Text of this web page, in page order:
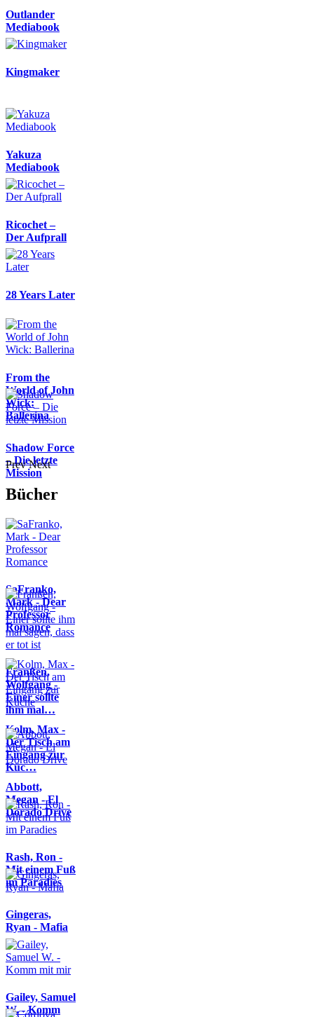
Outlander
Mediabook
Kingmaker
Yakuza
Mediabook
Ricochet –
Der Aufprall
28 Years Later
From the
World of John
Wick:
Ballerina
Shadow Force
– Die letzte
Mission
Prev Next
Bücher
SaFranko,
Mark - Dear
Professor
Romance
Franßen,
Wolfgang -
Einer sollte
ihm mal…
Kolm, Max -
Der Tisch am
Eingang zur
Küc…
Abbott,
Megan - El
Dorado Drive
Rash, Ron -
Mit einem Fuß
im Paradies
Gingeras,
Ryan - Mafia
Gailey, Samuel
W. - Komm